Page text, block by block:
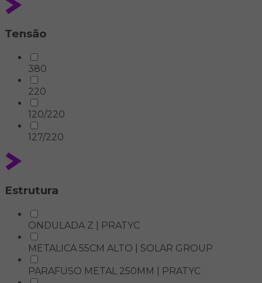
Tensão
380
220
120/220
127/220
Estrutura
ONDULADA Z | PRATYC
METALICA 55CM ALTO | SOLAR GROUP
PARAFUSO METAL 250MM | PRATYC